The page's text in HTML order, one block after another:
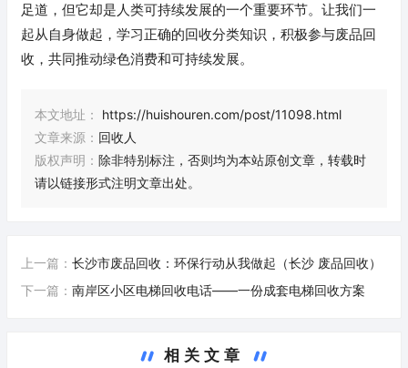
足道，但它却是人类可持续发展的一个重要环节。让我们一
起从自身做起，学习正确的回收分类知识，积极参与废品回
收，共同推动绿色消费和可持续发展。
本文地址：
https://huishouren.com/post/11098.html
文章来源： 回收人
版权声明： 除非特别标注，否则均为本站原创文章，转载时
请以链接形式注明文章出处。
上一篇： 长沙市废品回收：环保行动从我做起（长沙 废品回收）
下一篇： 南岸区小区电梯回收电话——一份成套电梯回收方案
相关文章